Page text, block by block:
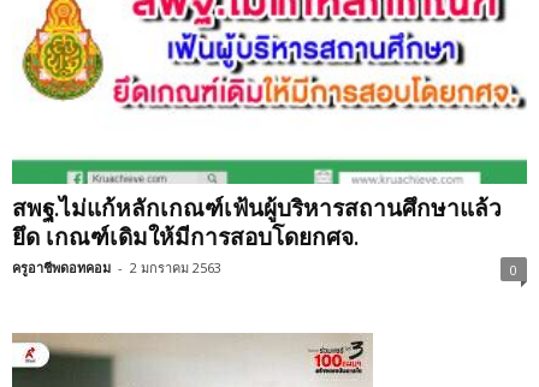
สพฐ.ไม่แก้หลักเกณฑ์เฟ้นผู้บริหารสถานศึกษาแล้ว
ยึด เกณฑ์เดิมให้มีการสอบโดยกศจ.
ครูอาชีพดอทคอม - 2 มกราคม 2563 0